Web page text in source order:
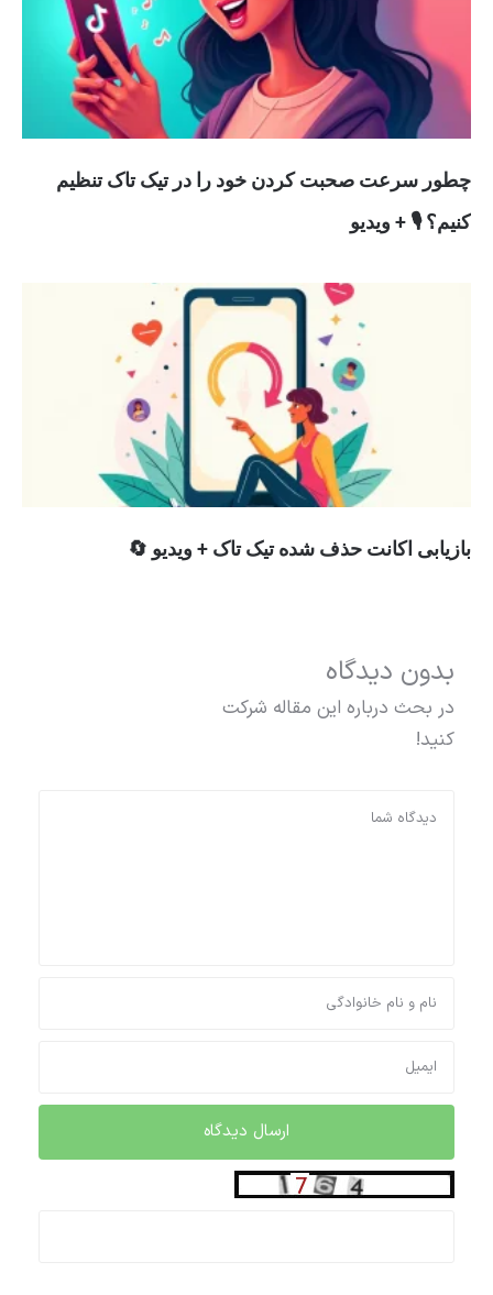
چطور سرعت صحبت کردن خود را در تیک تاک تنظیم
کنیم؟ 🎙️ + ویدیو
بازیابی اکانت حذف شده تیک تاک + ویدیو 🔄
بدون دیدگاه
در بحث درباره این مقاله شرکت
کنید!